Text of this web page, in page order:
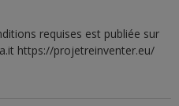
requises est publiée sur
https://projetreinventer.eu/